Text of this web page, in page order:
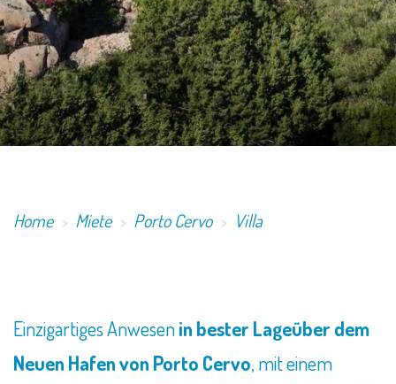
Home Miete Porto Cervo Villa
Einzigartiges Anwesenin bester Lageüber dem
Neuen Hafen von Porto Cervo, mit einem